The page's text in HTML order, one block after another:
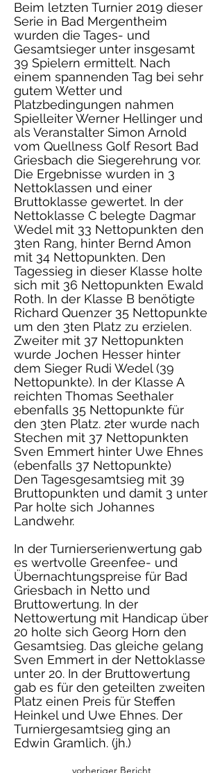
Beim letzten Turnier 2019 dieser
Serie in Bad Mergentheim
wurden die Tages- und
Gesamtsieger unter insgesamt
39 Spielern ermittelt. Nach
einem spannenden Tag bei sehr
gutem Wetter und
Platzbedingungen nahmen
Spielleiter Werner Hellinger und
als Veranstalter Simon Arnold
vom Quellness Golf Resort Bad
Griesbach die Siegerehrung vor.
Die Ergebnisse wurden in 3
Nettoklassen und einer
Bruttoklasse gewertet. In der
Nettoklasse C belegte Dagmar
Wedel mit 33 Nettopunkten den
3ten Rang, hinter Bernd Amon
mit 34 Nettopunkten. Den
Tagessieg in dieser Klasse holte
sich mit 36 Nettopunkten Ewald
Roth. In der Klasse B benötigte
Richard Quenzer 35 Nettopunkte
um den 3ten Platz zu erzielen.
Zweiter mit 37 Nettopunkten
wurde Jochen Hesser hinter
dem Sieger Rudi Wedel (39
Nettopunkte). In der Klasse A
reichten Thomas Seethaler
ebenfalls 35 Nettopunkte für
den 3ten Platz. 2ter wurde nach
Stechen mit 37 Nettopunkten
Sven Emmert hinter Uwe Ehnes
(ebenfalls 37 Nettopunkte)
Den Tagesgesamtsieg mit 39
Bruttopunkten und damit 3 unter
Par holte sich Johannes
Landwehr.
In der Turnierserienwertung gab
es wertvolle Greenfee- und
Übernachtungspreise für Bad
Griesbach in Netto und
Bruttowertung. In der
Nettowertung mit Handicap über
20 holte sich Georg Horn den
Gesamtsieg. Das gleiche gelang
Sven Emmert in der Nettoklasse
unter 20. In der Bruttowertung
gab es für den geteilten zweiten
Platz einen Preis für Steffen
Heinkel und Uwe Ehnes. Der
Turniergesamtsieg ging an
Edwin Gramlich. (jh.)
vorheriger Bericht